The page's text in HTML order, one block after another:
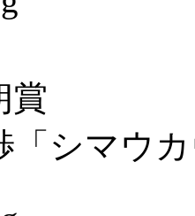
賞
シマウ